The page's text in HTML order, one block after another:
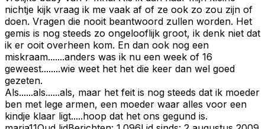
nichtje kijk vraag ik me vaak af of ze ook zo zou zijn of
doen. Vragen die nooit beantwoord zullen worden. Het
gemis is nog steeds zo ongelooflijk groot, ik denk niet dat
ik er ooit overheen kom. En dan ook nog een
miskraam.......anders was ik nu een week of 16
geweest........wie weet het het die keer dan wel goed
gezeten.
Als......als......als, maar het feit is nog steeds dat ik moeder
ben met lege armen, een moeder waar alles voor een
kindje klaar ligt.....hoop dat het ons gegund is.